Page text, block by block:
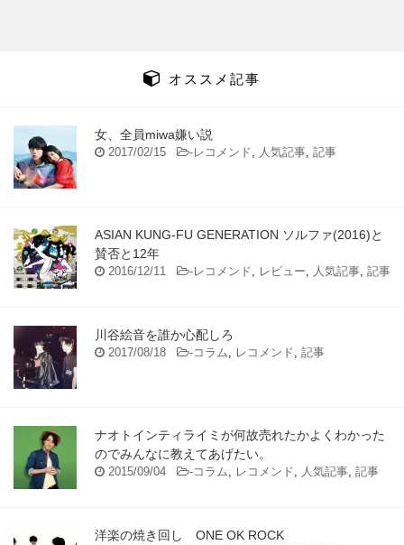
オススメ記事
女、全員miwa嫌い説
2017/02/15 -レコメンド, 人気記事, 記事
ASIAN KUNG-FU GENERATION ソルファ(2016)と
賛否と12年
2016/12/11 -レコメンド, レビュー, 人気記事, 記事
川谷絵音を誰か心配しろ
2017/08/18 -コラム, レコメンド, 記事
ナオトインティライミが何故売れたかよくわかった
のでみんなに教えてあげたい。
2015/09/04 -コラム, レコメンド, 人気記事, 記事
洋楽の焼き回し ONE OK ROCK